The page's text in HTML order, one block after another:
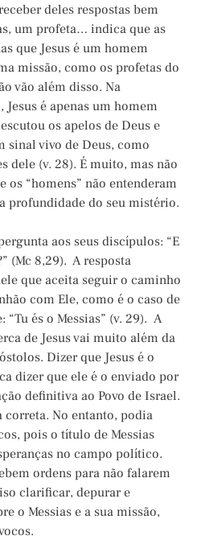
deles respostas bem
um profeta… indica que as
que Jesus é um homem
missão, como os profetas do
vão além disso. Na
Jesus é apenas um homem
os apelos de Deus e
sinal vivo de Deus, como
dele (v. 28). É muito, mas não
os “homens” não entenderam
profundidade do seu mistério.
aos seus discípulos: “E
(Mc 8,29). A resposta
que aceita seguir o caminho
com Ele, como é o caso de
“Tu és o Messias” (v. 29). A
de Jesus vai muito além da
Dizer que Jesus é o
dizer que ele é o enviado por
definitiva ao Povo de Israel.
correta. No entanto, podia
pois o título de Messias
no campo político.
ordens para não falarem
clarificar, depurar e
o Messias e a sua missão,